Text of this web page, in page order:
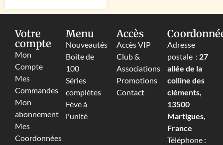
Votre
compte
Mon
Compte
Mes
Commandes
Mon
abonnement
Mes
Coordonnées
Menu
Nouveautés
Boite de
100
Séries
complètes
Fève à
l'unité
Accès
Accès VIP
Club &
Associations
Promotions
Contact
Adresse
postale : 27
allée de la
colline des
cléments,
13500
Martigues,
France
Téléphone :